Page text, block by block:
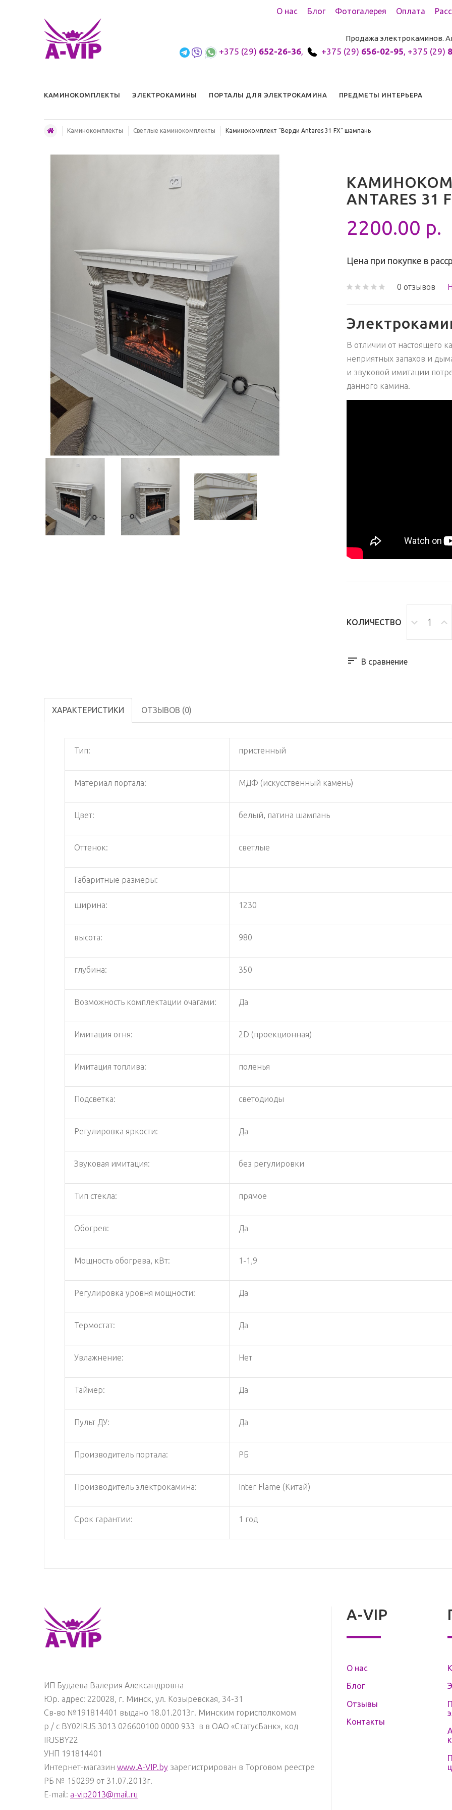
О нас Блог Фотогалерея Оплата
Продажа электрокаминов.
+375 (29) 652-26-36, +375 (29) 656-02-95, +375 (29)
КАМИНОКОМПЛЕКТЫ ЭЛЕКТРОКАМИНЫ ПОРТАЛЫ ДЛЯ ЭЛЕКТРОКАМИНА ПРЕДМЕТЫ ИНТЕРЬЕРА
Каминокомплекты Светлые каминокомплекты Каминокомплект "Верди Antares 31 FX" шампань
ANTARES
2200.00 р.
Цена при покупке в
0 отзывов
В отличии от настоящего
неприятных запахов и
и звуковой имитации
данного камина.
КОЛИЧЕСТВО
В сравнение
ХАРАКТЕРИСТИКИ ОТЗЫВОВ (0)
Тип: пристенный
Материал портала: МДФ (искусственный камень)
Цвет: белый, патина шампань
Оттенок: светлые
Габаритные размеры:
ширина: 1230
высота: 980
глубина: 350
Возможность комплектации очагами: Да
Имитация огня: 2D (проекционная)
Имитация топлива: поленья
Подсветка: светодиоды
Регулировка яркости: Да
Звуковая имитация: без регулировки
Тип стекла: прямое
Обогрев: Да
Мощность обогрева, кВт: 1-1,9
Регулировка уровня мощности: Да
Термостат: Да
Увлажнение: Нет
Таймер: Да
Пульт ДУ: Да
Производитель портала: РБ
Производитель электрокамина: Inter Flame (Китай)
Срок гарантии: 1 год
ИП Будаева Валерия Александровна
Юр. адрес: 220028, г. Минск, ул. Козыревская, 34-31
Св-во №191814401 выдано 18.01.2013г. Минским горисполкомом
р / с BY02IRJS 3013 026600100 0000 933 в в ОАО «СтатусБанк», код
IRJSBY22
УНП 191814401
Интернет-магазин www.A-VIP.by зарегистрирован в Торговом реестре
РБ № 150299 от 31.07.2013г.
E-mail: a-vip2013@mail.ru
A-VIP
О нас
Блог
Отзывы
Контакты